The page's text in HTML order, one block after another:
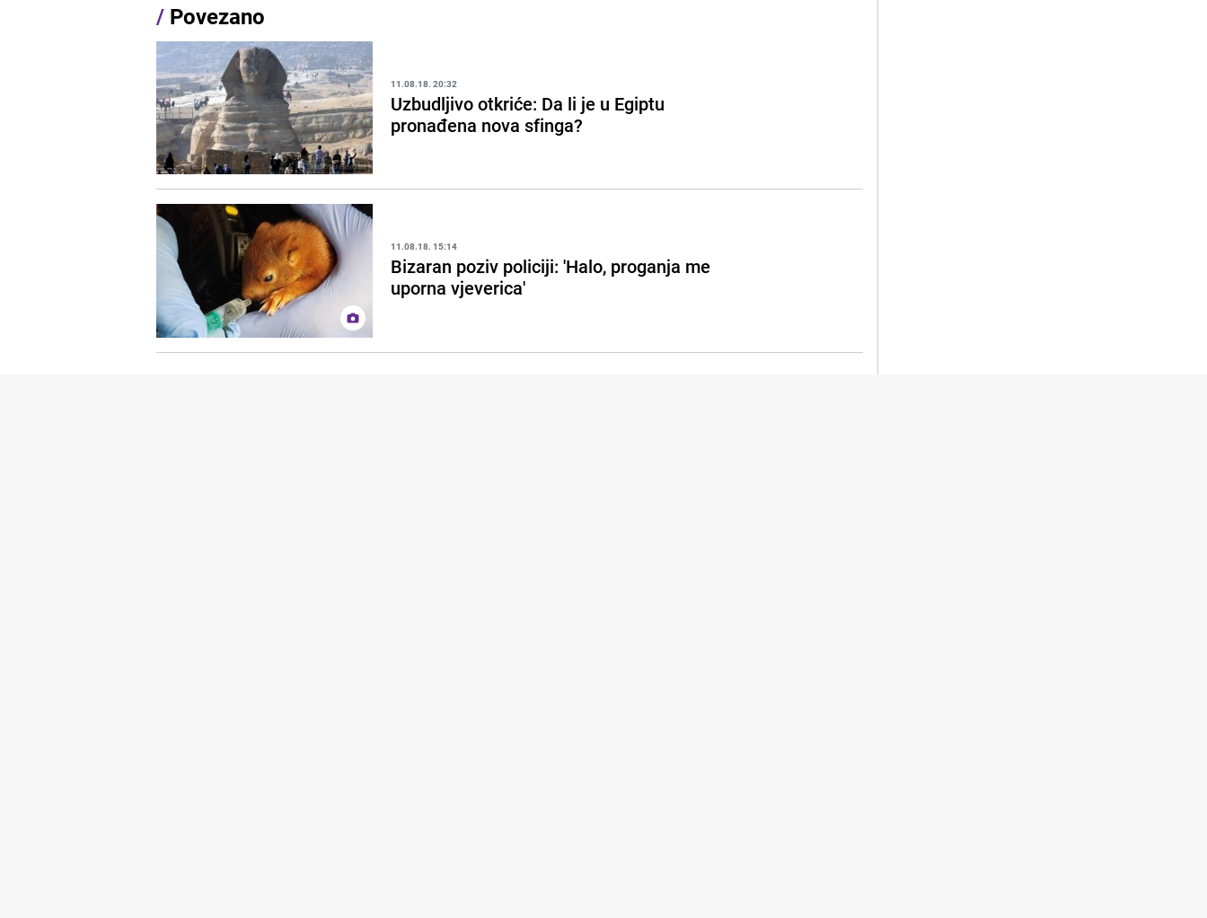
/ Povezano
11.08.18. 20:32
Uzbudljivo otkriće: Da li je u Egiptu
pronađena nova sfinga?
11.08.18. 15:14
Bizaran poziv policiji: 'Halo, proganja me
uporna vjeverica'